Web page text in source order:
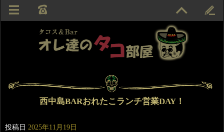
西中島BARおれたこランチ営業DAY！
投稿日 2025年11月19日